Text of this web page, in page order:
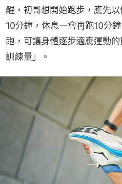
醒，初哥想開始跑步，應先
10分鐘，休息一會再跑10分
跑，可讓身體逐步適應運動
訓練量」。